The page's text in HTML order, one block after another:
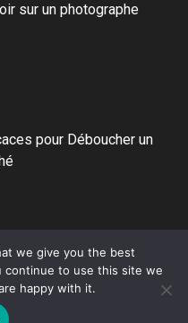
sur un photographe
pour Déboucher un
|DarkNews
we give you the best
continue to use this site we
happy with it.